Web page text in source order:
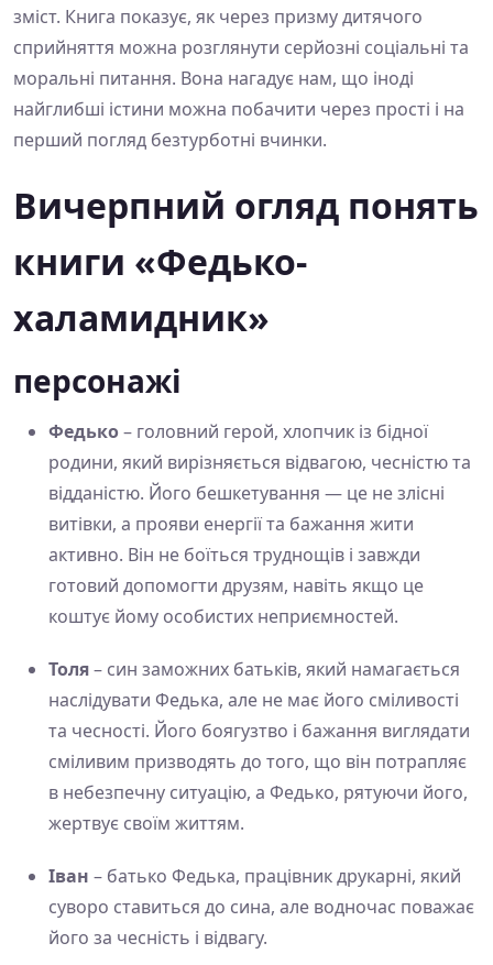
зміст. Книга показує, як через призму дитячого
сприйняття можна розглянути серйозні соціальні та
моральні питання. Вона нагадує нам, що іноді
найглибші істини можна побачити через прості і на
перший погляд безтурботні вчинки.
Вичерпний огляд понять
книги «Федько-
халамидник»
персонажі
Федько– головний герой, хлопчик із бідної
родини, який вирізняється відвагою, чесністю та
відданістю. Його бешкетування — це не злісні
витівки, а прояви енергії та бажання жити
активно. Він не боїться труднощів і завжди
готовий допомогти друзям, навіть якщо це
коштує йому особистих неприємностей.
Толя– син заможних батьків, який намагається
наслідувати Федька, але не має його сміливості
та чесності. Його боягузтво і бажання виглядати
сміливим призводять до того, що він потрапляє
в небезпечну ситуацію, а Федько, рятуючи його,
жертвує своїм життям.
Іван – батько Федька, працівник друкарні, який
суворо ставиться до сина, але водночас поважає
його за чесність і відвагу.